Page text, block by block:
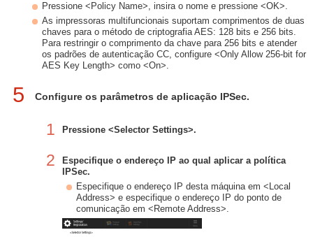
Pressione <Policy Name>, insira o nome e pressione <OK>.
As impressoras multifuncionais suportam comprimentos de duas
chaves para o método de criptografia AES: 128 bits e 256 bits.
Para restringir o comprimento da chave para 256 bits e atender
os padrões de autenticação CC, configure <Only Allow 256-bit for
AES Key Length> como <On>.
5 Configure os parâmetros de aplicação IPSec.
1 Pressione <Selector Settings>.
2
Especifique o endereço IP ao qual aplicar a política
IPSec.
Especifique o endereço IP desta máquina em <Local
Address> e especifique o endereço IP do ponto de
comunicação em <Remote Address>.